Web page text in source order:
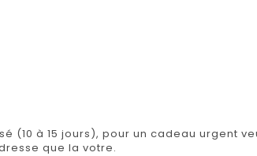
(10 à 15 jours), pour un cadeau urgent
que la votre.